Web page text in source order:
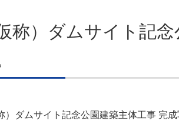
仮称）ダムサイト記
）ダムサイト記念公園建築主体工事 完